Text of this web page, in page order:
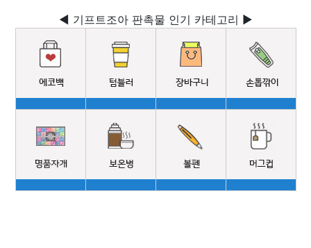
◀ 기프트조아 판촉물 인기 카테고리 ▶